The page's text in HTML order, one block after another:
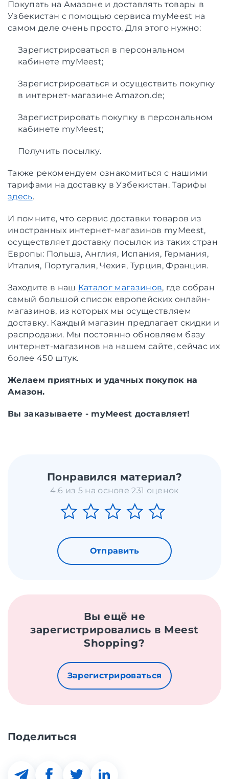
Покупать на Амазоне и доставлять товары в
Узбекистан с помощью сервиса myMeest на
самом деле очень просто. Для этого нужно:
Зарегистрироваться в персональном
кабинете myMeest;
Зарегистрироваться и осуществить покупку
в интернет-магазине Amazon.de;
Зарегистрировать покупку в персональном
кабинете myMeest;
Получить посылку.
Также рекомендуем ознакомиться с нашими
тарифами на доставку в Узбекистан. Тарифы
здесь.
И помните, что сервис доставки товаров из
иностранных интернет-магазинов myMeest,
осуществляет доставку посылок из таких стран
Европы: Польша, Англия, Испания, Германия,
Италия, Португалия, Чехия, Турция, Франция.
Заходите в наш Каталог магазинов, где собран
самый большой список европейских онлайн-
магазинов, из которых мы осуществляем
доставку. Каждый магазин предлагает скидки и
распродажи. Мы постоянно обновляем базу
интернет-магазинов на нашем сайте, сейчас их
более 450 штук.
Желаем приятных и удачных покупок на
Амазон.
Вы заказываете - myMeest доставляет!
Понравился материал?
4.6 из 5 на основе 231 оценок
Отправить
Вы ещё не
зарегистрировались в Meest
Shopping?
Зарегистрироваться
Поделиться